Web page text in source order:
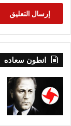
انطون سعاده